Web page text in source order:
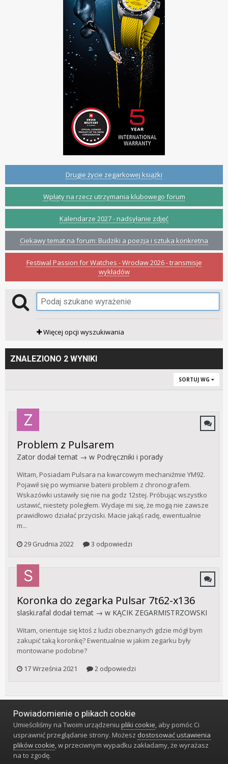
Drugie życie zegarkowej książki
Wpłaty na rzecz utrzymania klubowego forum
Kalendarze 2027 - nadsyłanie zdjęć
Ciekawy temat na forum: Budziki a poezja i sztuka konkretna
Festiwal Passion for Watches - Wrocław 2026 - transmisje
wykładów
Więcej opcji wyszukiwania
ZNALEZIONO 2 WYNIKI
SORTUJ WG
Problem z Pulsarem
Zator dodał temat → w Podręczniki i porady
Witam, Posiadam Pulsara na kwarcowym mechaniźmie YM92.
Pojawił się po wymianie baterii problem z chronografem.
Wskazówki ustawiły się nie na godz 12stej. Próbując wszystko
ustawić, niestety poległem. Wydaje mi się, że mogą nie zawsze
prawidłowo działać przyciski. Macie jakąś radę, ewentualnie
m...
29 Grudnia 2022
3 odpowiedzi
Koronka do zegarka Pulsar 7t62-x136
slaski.rafal dodał temat → w KĄCIK ZEGARMISTRZOWSKI
Witam, orientuje się ktoś z ludzi obeznanych gdzie mógł bym
zakupić taką koronkę? Ewentualnie w jakim zegarku były
montowane podobne?
17 Września 2021
2 odpowiedzi
Język Styl Polityka prywatności
Klub Miłośników Zegarów i Zegarków
Powered by Invision Community
Powiadomienie o plikach cookie
Umieściliśmy na Twoim urządzeniupliki cookie, aby pomóc Ci
usprawnić przeglądanie strony. Możesz dostosować ustawienia
plików cookie, w przeciwnym wypadku zakładamy, że wyrażasz
na to zgodę.